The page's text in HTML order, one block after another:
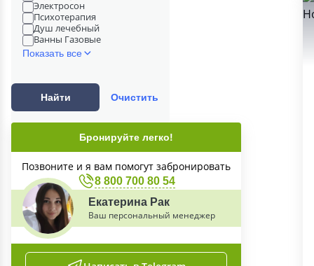
Электросон
Психотерапия
Душ лечебный
Ванны Газовые
Показать все
Найти Очистить
Бронируйте легко!
Позвоните и я вам помогут забронировать
8 800 700 80 54
Екатерина Рак
Ваш персональный менеджер